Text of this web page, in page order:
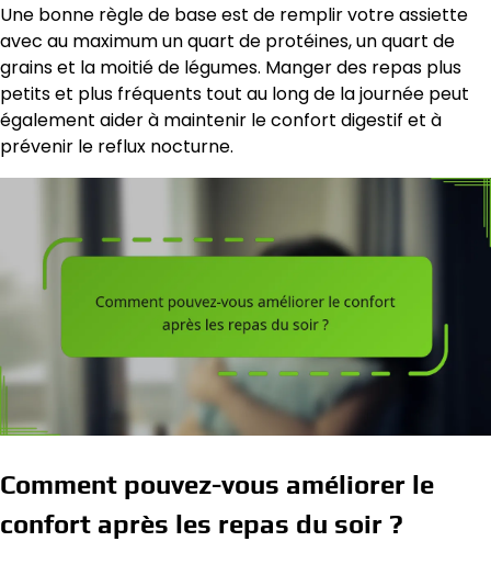
Une bonne règle de base est de remplir votre assiette
avec au maximum un quart de protéines, un quart de
grains et la moitié de légumes. Manger des repas plus
petits et plus fréquents tout au long de la journée peut
également aider à maintenir le confort digestif et à
prévenir le reflux nocturne.
Comment pouvez-vous améliorer le
confort après les repas du soir ?